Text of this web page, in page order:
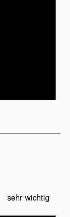
sehr wichtig